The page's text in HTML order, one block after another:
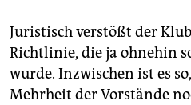
Juristisch verstößt der
Richtlinie, die ja ohnehin
wurde. Inzwischen ist es
Mehrheit der Vorstände